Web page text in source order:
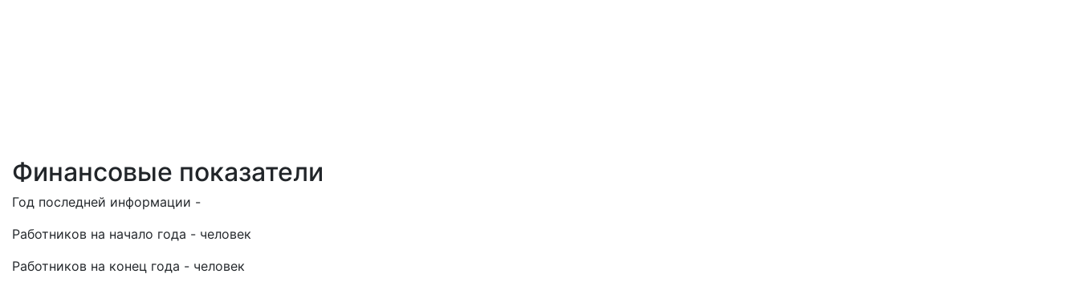
Финансовые показатели
Год последней информации -
Работников на начало года - человек
Работников на конец года - человек